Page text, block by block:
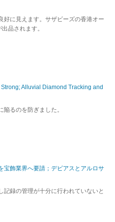
好に見えます。サザビーズの香港オー
品されます。
Alluvial Diamond Tracking and
るのを防ぎました。
宝飾業界へ要請；デビアスとアルロサ
録の管理が十分に行われていないと